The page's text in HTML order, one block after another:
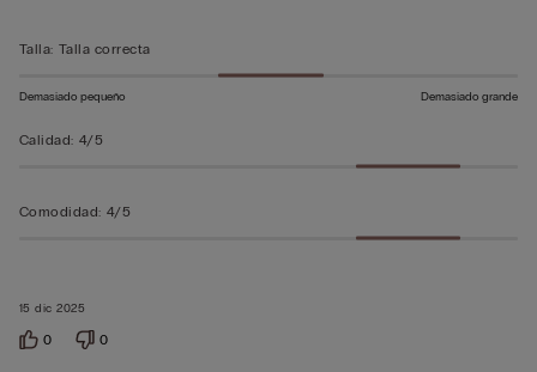
15 dic 2025
Talla: Talla correcta
Demasiado pequeño Demasiado grande
Calidad: 4/5
Comodidad: 4/5
0 0